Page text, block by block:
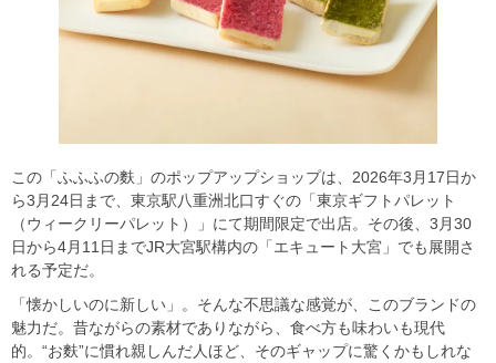
この「ふふふの麩」のポップアップショップは、2026年3月17日か
ら3月24日まで、東京駅八重洲北口すぐの「東京ギフトパレット
（ウィークリーパレット）」にて期間限定で出店。その後、3月30
日から4月11日までJR大宮駅構内の「エキュート大宮」でも展開さ
れる予定だ。
「懐かしいのに新しい」。そんな不思議な感覚が、このブランドの
魅力だ。昔ながらの素材でありながら、食べ方も味わいも現代
的。“お麩”に慣れ親しんだ人ほど、そのギャップに驚くかもしれな